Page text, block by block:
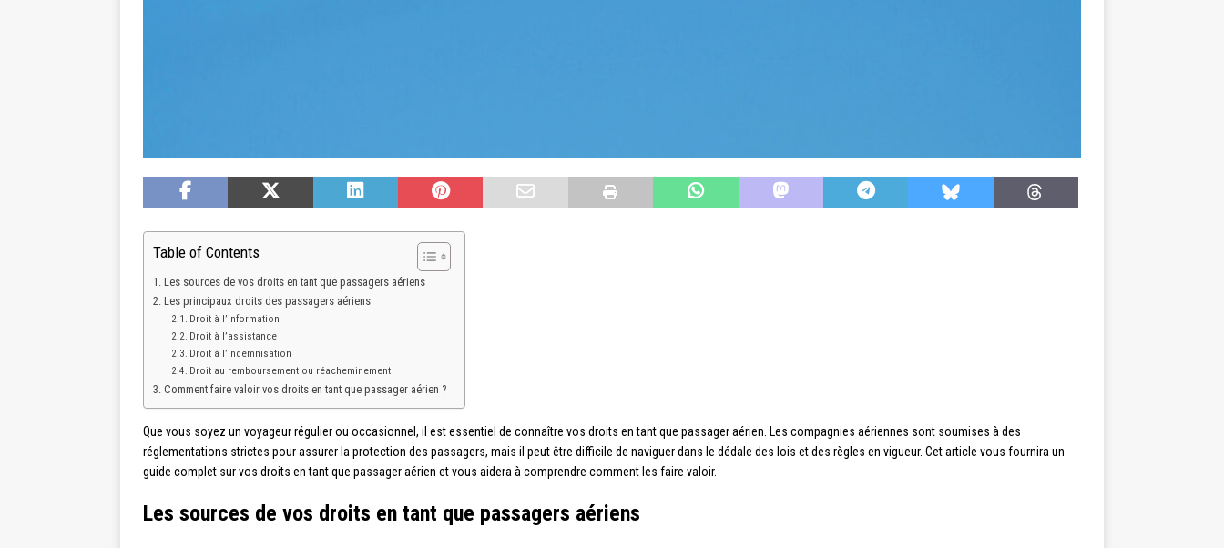
Table of Contents
Les sources de vos droits en tant que passagers aériens
Les principaux droits des passagers aériens
Droit à l’information
Droit à l’assistance
Droit à l’indemnisation
Droit au remboursement ou réacheminement
Comment faire valoir vos droits en tant que passager aérien ?
Que vous soyez un voyageur régulier ou occasionnel, il est essentiel de connaître vos droits en tant que passager aérien. Les compagnies aériennes sont soumises à des
réglementations strictes pour assurer la protection des passagers, mais il peut être difficile de naviguer dans le dédale des lois et des règles en vigueur. Cet article vous fournira un
guide complet sur vos droits en tant que passager aérien et vous aidera à comprendre comment les faire valoir.
Les sources de vos droits en tant que passagers aériens